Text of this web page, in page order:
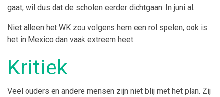
gaat, wil dus dat de scholen eerder dichtgaan. In juni al.
Niet alleen het WK zou volgens hem een rol spelen, ook is
het in Mexico dan vaak extreem heet.
Kritiek
Veel ouders en andere mensen zijn niet blij met het plan. Zij